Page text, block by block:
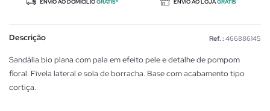
ENVIO AO DOMICÍLIOGRÁTIS* ENVIO AO LOJAGRÁTIS
Descrição Ref. : 466886145
Sandália bio plana com pala em efeito pele e detalhe de pompom
floral. Fivela lateral e sola de borracha. Base com acabamento tipo
cortiça.